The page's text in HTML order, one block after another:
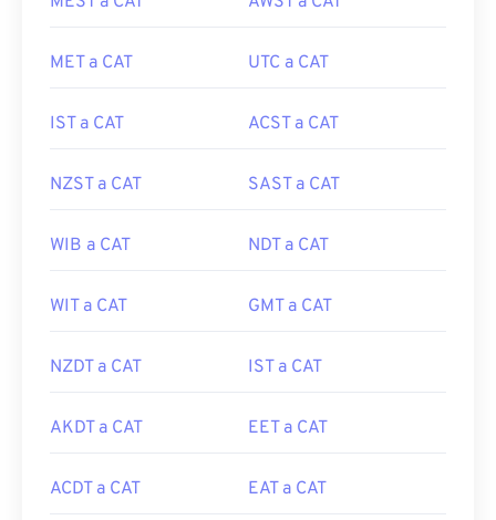
MET a CAT UTC a CAT
IST a CAT ACST a CAT
NZST a CAT SAST a CAT
WIB a CAT NDT a CAT
WIT a CAT GMT a CAT
NZDT a CAT IST a CAT
AKDT a CAT EET a CAT
ACDT a CAT EAT a CAT